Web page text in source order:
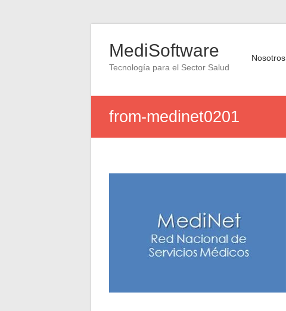
contenidoMediSoftware
Tecnología para el Sector Salud
Nosotros
from-medinet0201